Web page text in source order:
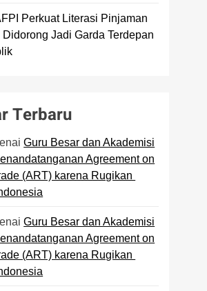
Perkuat Literasi Pinjaman
Didorong Jadi Garda Terdepan
Terbaru
Guru Besar dan Akademisi
Agreement on
(ART) karena Rugikan
Guru Besar dan Akademisi
Agreement on
(ART) karena Rugikan